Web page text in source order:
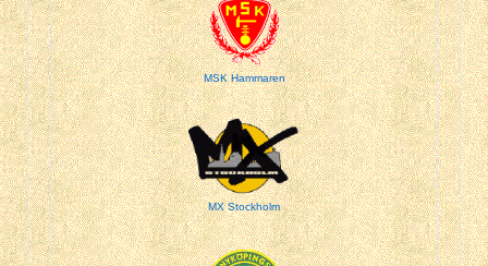
MSK Hammaren
MX Stockholm